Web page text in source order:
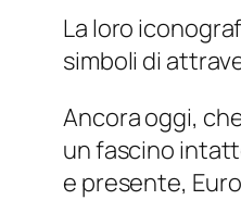
La loro
simboli di
Ancora oggi,
un fascino
e presente,